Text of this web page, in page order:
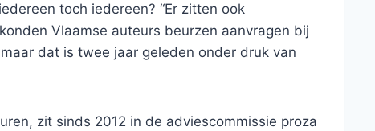
toch iedereen? “Er zitten ook
Vlaamse auteurs beurzen aanvragen bij
dat is twee jaar geleden onder druk van
zit sinds 2012 in de adviescommissie proza